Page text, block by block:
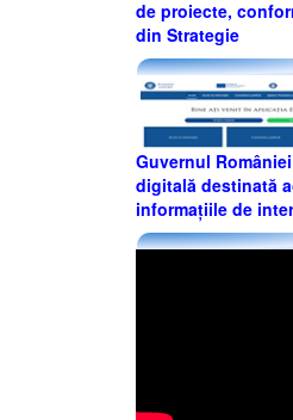
de proiecte,
din Strategie
Guvernul
digitală destinată
informațiile de